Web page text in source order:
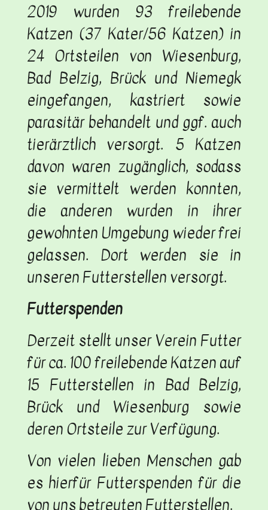
2019 wurden 93 freilebende
Katzen (37 Kater/56 Katzen) in
24 Ortsteilen von Wiesenburg,
Bad Belzig, Brück und Niemegk
eingefangen, kastriert sowie
parasitär behandelt und ggf. auch
tierärztlich versorgt. 5 Katzen
davon waren zugänglich, sodass
sie vermittelt werden konnten,
die anderen wurden in ihrer
gewohnten Umgebung wieder frei
gelassen. Dort werden sie in
unseren Futterstellen versorgt.
Futterspenden
Derzeit stellt unser Verein Futter
für ca. 100 freilebende Katzen auf
15 Futterstellen in Bad Belzig,
Brück und Wiesenburg sowie
deren Ortsteile zur Verfügung.
Von vielen lieben Menschen gab
es hierfür Futterspenden für die
von uns betreuten Futterstellen.